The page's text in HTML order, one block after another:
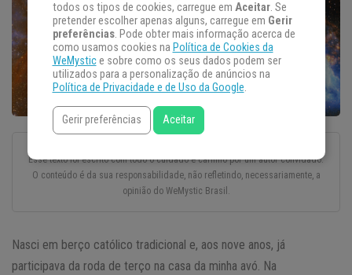
Esse texto foi escrito com todo o cuidado e carinho por um autor convidado.
O conteúdo é da sua responsabilidade, não refletindo, necessariamente, a
opinião do WeMystic Brasil.
Nasci em berço católico tradicional e, aos nove anos, já
participava da roda de terço na casa da minha avó. Na
todos os tipos de cookies, carregue em Aceitar. Se
pretender escolher apenas alguns, carregue em Gerir
preferências. Pode obter mais informação acerca de
como usamos cookies na Política de Cookies da
WeMystice sobre como os seus dados podem ser
utilizados para a personalização de anúncios na
Política de Privacidade e de Uso da Google.
Gerir preferências Aceitar